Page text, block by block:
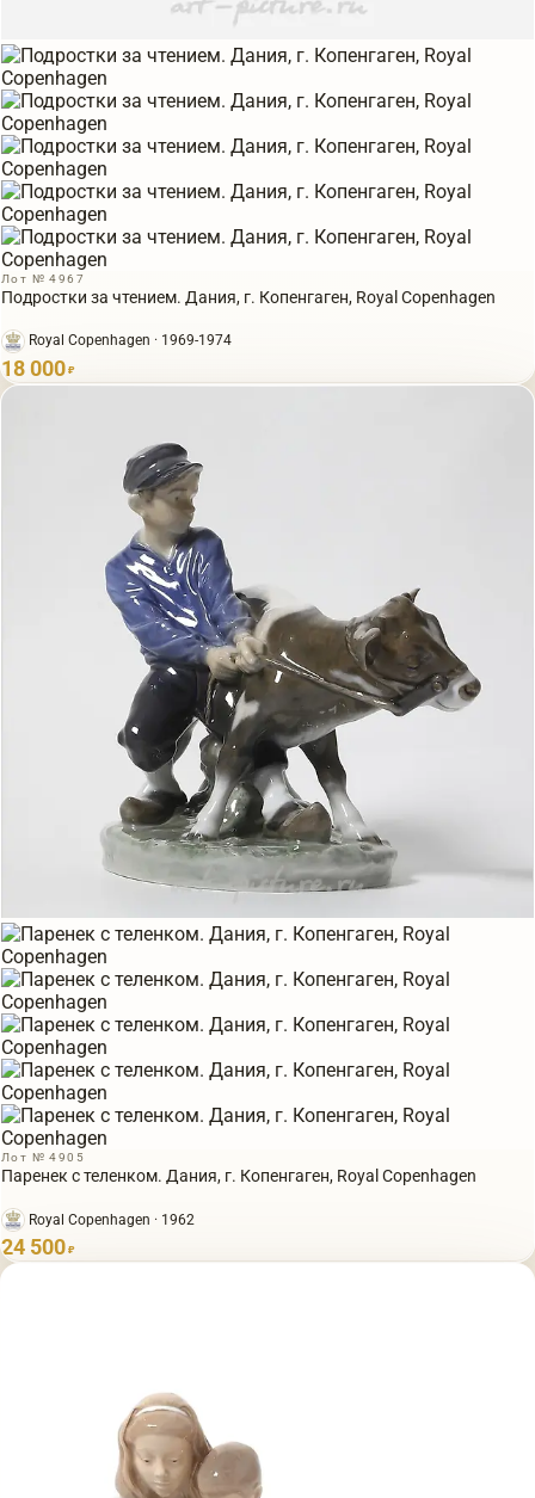
Лот № 4967
Подростки за чтением. Дания, г. Копенгаген, Royal Copenhagen
Royal Copenhagen · 1969-1974
18 000 ₽
Лот № 4905
Паренек с теленком. Дания, г. Копенгаген, Royal Copenhagen
Royal Copenhagen · 1962
24 500 ₽